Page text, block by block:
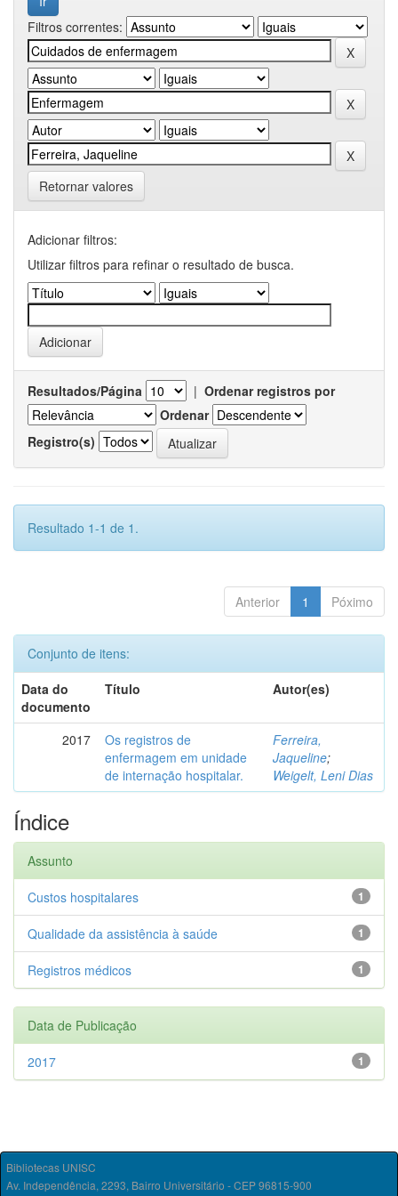
Filtros correntes:
Retornar valores
Adicionar filtros:
Utilizar filtros para refinar o resultado de busca.
Resultados/Página | Ordenar registros por
Ordenar
Registro(s)
Resultado 1-1 de 1.
Anterior 1 Póximo
Conjunto de itens:
Data do
documento
Título Autor(es)
2017
Os registros de
enfermagem em unidade
de internação hospitalar.
Ferreira,
Jaqueline;
Weigelt, Leni Dias
Índice
Assunto
1
Custos hospitalares
1
Qualidade da assistência à saúde
1
Registros médicos
Data de Publicação
1
2017
Bibliotecas UNISC
Av. Independência, 2293, Bairro Universitário - CEP 96815-900